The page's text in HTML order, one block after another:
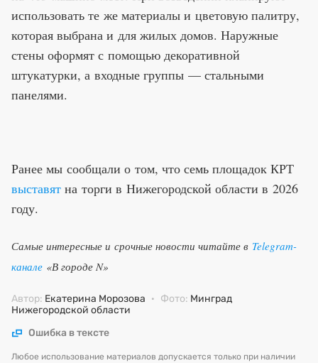
использовать те же материалы и цветовую палитру,
которая выбрана и для жилых домов. Наружные
стены оформят с помощью декоративной
штукатурки, а входные группы — стальными
панелями.
Ранее мы сообщали о том, что семь площадок КРТ
выставят на торги в Нижегородской области в 2026
году.
Самые интересные и срочные новости читайте в Telegram-
канале «В городе N»
Автор: Екатерина Морозова · Фото: Минград
Нижегородской области
Ошибка в тексте
Любое использование материалов допускается только при наличии